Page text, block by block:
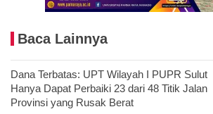
Baca Lainnya
Dana Terbatas: UPT Wilayah I PUPR Sulut
Hanya Dapat Perbaiki 23 dari 48 Titik Jalan
Provinsi yang Rusak Berat